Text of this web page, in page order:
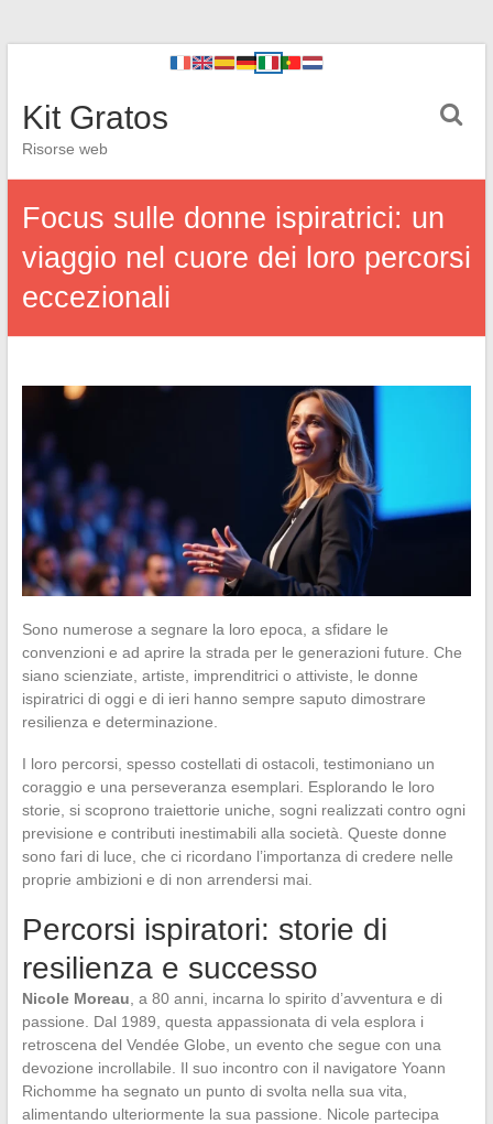
Kit Gratos
Risorse web
Focus sulle donne ispiratrici: un
viaggio nel cuore dei loro percorsi
eccezionali
Sono numerose a segnare la loro epoca, a sfidare le
convenzioni e ad aprire la strada per le generazioni future. Che
siano scienziate, artiste, imprenditrici o attiviste, le donne
ispiratrici di oggi e di ieri hanno sempre saputo dimostrare
resilienza e determinazione.
I loro percorsi, spesso costellati di ostacoli, testimoniano un
coraggio e una perseveranza esemplari. Esplorando le loro
storie, si scoprono traiettorie uniche, sogni realizzati contro ogni
previsione e contributi inestimabili alla società. Queste donne
sono fari di luce, che ci ricordano l’importanza di credere nelle
proprie ambizioni e di non arrendersi mai.
Percorsi ispiratori: storie di
resilienza e successo
Nicole Moreau , a 80 anni, incarna lo spirito d’avventura e di
passione. Dal 1989, questa appassionata di vela esplora i
retroscena del Vendée Globe, un evento che segue con una
devozione incrollabile. Il suo incontro con il navigatore Yoann
Richomme ha segnato un punto di svolta nella sua vita,
alimentando ulteriormente la sua passione. Nicole partecipa